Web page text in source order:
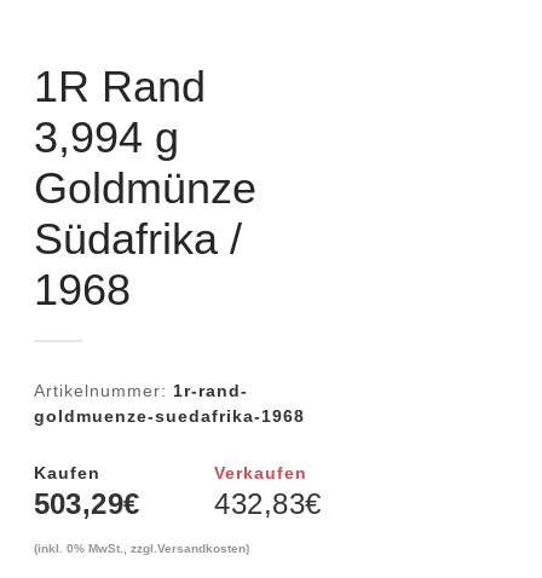
1R Rand
3,994 g
Goldmünze
Südafrika /
1968
Artikelnummer: 1r-rand-
goldmuenze-suedafrika-1968
Kaufen
503,29€
Verkaufen
432,83€
(inkl. 0% MwSt., zzgl. Versandkosten)